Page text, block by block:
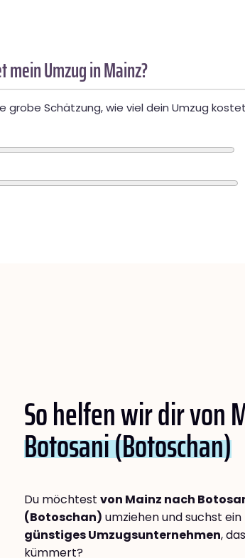
mein Umzug in Mainz?
grobe Schätzung, wie viel dein Umzug
So helfen wir dir von
Botosani (Botoschan)
Du möchtest von Mainz nach
(Botoschan) umziehen und suchst ein
günstiges Umzugsunternehmen,
kümmert?